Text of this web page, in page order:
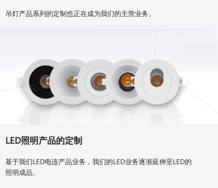
吊灯产品系列的定制也正在成为我们的主营业务。
LED照明产品的定制
基于我们LED电连产品业务，我们的LED业务逐渐延伸至LED的
照明成品。